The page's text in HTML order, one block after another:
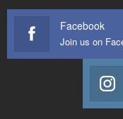
Facebook
Join us on